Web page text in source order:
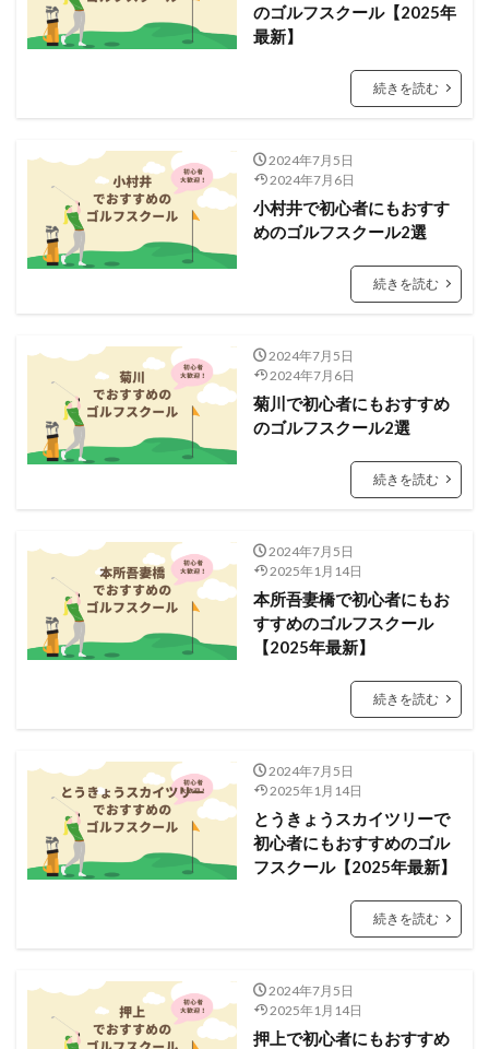
のゴルフスクール【2025年
最新】
続きを読む
2024年7月5日
2024年7月6日
小村井で初心者にもおすす
めのゴルフスクール2選
続きを読む
2024年7月5日
2024年7月6日
菊川で初心者にもおすすめ
のゴルフスクール2選
続きを読む
2024年7月5日
2025年1月14日
本所吾妻橋で初心者にもお
すすめのゴルフスクール
【2025年最新】
続きを読む
2024年7月5日
2025年1月14日
とうきょうスカイツリーで
初心者にもおすすめのゴル
フスクール【2025年最新】
続きを読む
2024年7月5日
2025年1月14日
押上で初心者にもおすすめ